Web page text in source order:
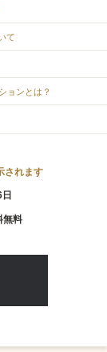
て
ョンとは？
されます
無料